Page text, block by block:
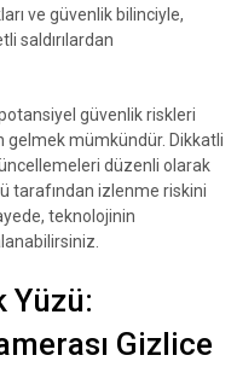
ve güvenlik bilinciyle,
saldırılardan
güvenlik riskleri
gelmek mümkündür. Dikkatli
düzenli olarak
tarafından izlenme riskini
teknolojinin
Yüzü:
Gizlice